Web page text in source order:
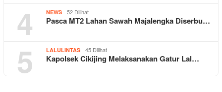
4 NEWS 52 Dilihat
Pasca MT2 Lahan Sawah Majalengka Diserbu…
5 LALULINTAS 45 Dilihat
Kapolsek Cikijing Melaksanakan Gatur Lal…